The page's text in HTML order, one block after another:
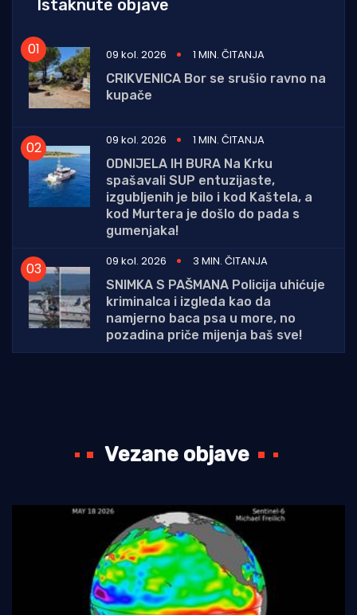
Istaknute objave
09 kol. 2026
1 MIN. ČITANJA
CRIKVENICA Bor se srušio ravno na
kupače
09 kol. 2026
1 MIN. ČITANJA
ODNIJELA IH BURA Na Krku
spašavali SUP entuzijaste,
izgubljenih je bilo i kod Kaštela, a
kod Murtera je došlo do pada s
gumenjaka!
09 kol. 2026
3 MIN. ČITANJA
SNIMKA S PAŠMANA Policija uhićuje
kriminalca i izgleda kao da
namjerno baca psa u more, no
pozadina priče mijenja baš sve!
Vezane objave